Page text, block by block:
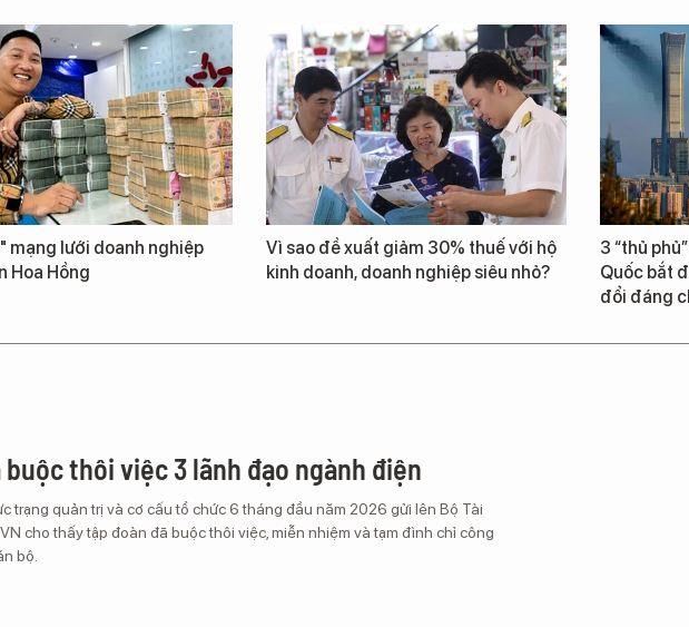
mạng lưới doanh nghiệp
Hoa Hồng
Vì sao đề xuất giảm 30% thuế với hộ
kinh doanh, doanh nghiệp siêu nhỏ?
3 “thủ
Quốc bắt
đổi đáng
buộc thôi việc 3 lãnh đạo ngành điện
trạng quản trị và cơ cấu tổ chức 6 tháng đầu năm 2026 gửi lên Bộ Tài
cho thấy tập đoàn đã buộc thôi việc, miễn nhiệm và tạm đình chỉ công
bộ.